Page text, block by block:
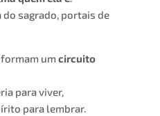
sagrado, portais de
um circuito
para viver,
para lembrar.